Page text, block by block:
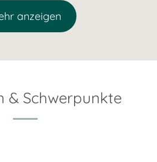
anzeigen
& Schwerpunkte